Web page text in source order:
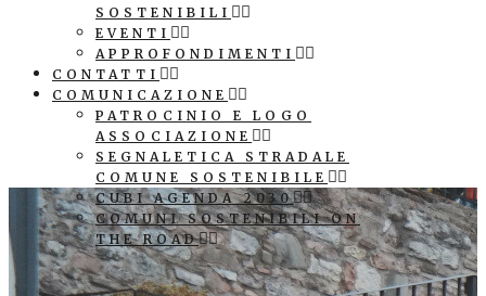
SOSTENIBILI
EVENTI
APPROFONDIMENTI
CONTATTI
COMUNICAZIONE
PATROCINIO E LOGO
ASSOCIAZIONE
SEGNALETICA STRADALE
COMUNE SOSTENIBILE
CUBI AGENDA 2030
COMUNI SOSTENIBILI ON
THE ROAD